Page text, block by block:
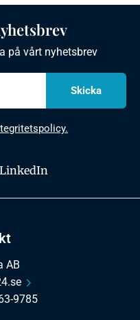
AB
9785
på vårt nyhetsbrev